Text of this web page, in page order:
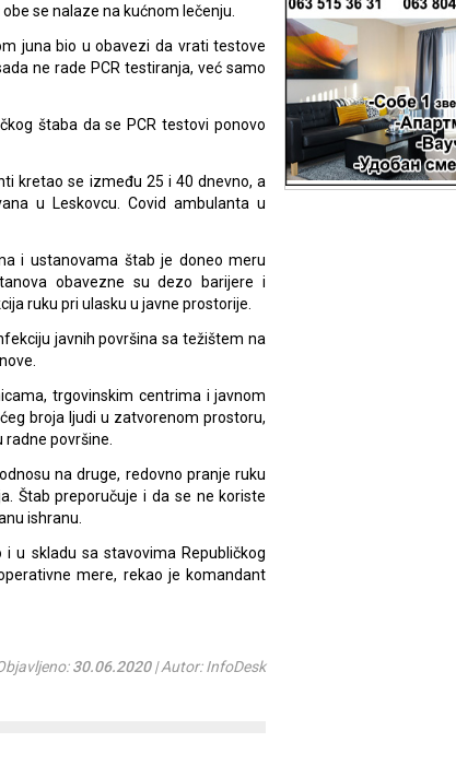
se nalaze na kućnom lečenju.
juna bio u obavezi da vrati testove
ne rade PCR testiranja, već samo
štaba da se PCR testovi ponovo
kretao se između 25 i 40 dnevno, a
u Leskovcu. Covid ambulanta u
i ustanovama štab je doneo meru
obavezne su dezo barijere i
ruku pri ulasku u javne prostorije.
javnih površina sa težištem na
trgovinskim centrima i javnom
broja ljudi u zatvorenom prostoru,
površine.
na druge, redovno pranje ruku
Štab preporučuje i da se ne koriste
ishranu.
u skladu sa stavovima Republičkog
mere, rekao je komandant
30.06.2020| Autor: InfoDesk